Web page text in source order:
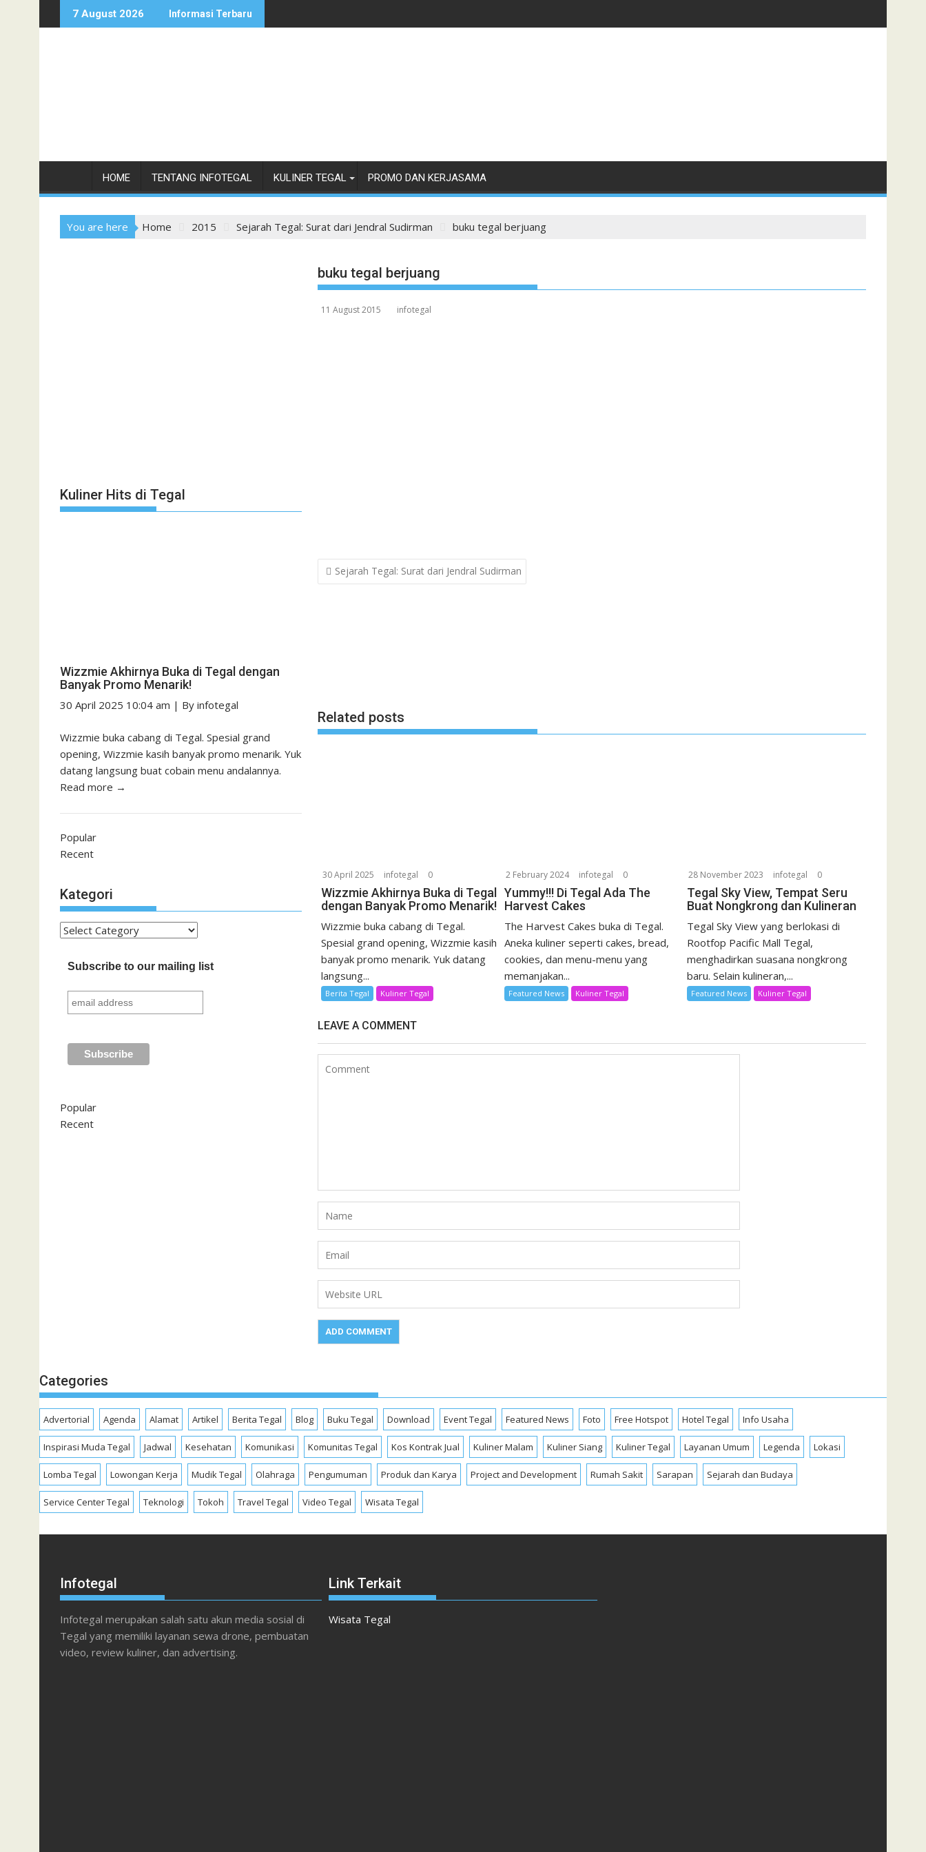
to
7 August 2026 Informasi Terbaru
HOME TENTANG INFOTEGAL KULINER TEGAL PROMO DAN KERJASAMA
You are here Home 2015 Sejarah Tegal: Surat dari Jendral Sudirman buku tegal berjuang
buku tegal berjuang
11 August 2015 infotegal
Post
navigation
Sejarah Tegal: Surat dari Jendral Sudirman
Related posts
30 April 2025 infotegal 0
Wizzmie Akhirnya Buka di Tegal
dengan Banyak Promo Menarik!
Wizzmie buka cabang di Tegal.
Spesial grand opening, Wizzmie kasih
banyak promo menarik. Yuk datang
langsung...
Berita Tegal Kuliner Tegal
2 February 2024 infotegal 0
Yummy!!! Di Tegal Ada The
Harvest Cakes
The Harvest Cakes buka di Tegal.
Aneka kuliner seperti cakes, bread,
cookies, dan menu-menu yang
memanjakan...
Featured News Kuliner Tegal
28 November 2023 infotegal 0
Tegal Sky View, Tempat Seru
Buat Nongkrong dan Kulineran
Tegal Sky View yang berlokasi di
Rootfop Pacific Mall Tegal,
menghadirkan suasana nongkrong
baru. Selain kulineran,...
Featured News Kuliner Tegal
LEAVE A COMMENT
Kuliner Hits di Tegal
Wizzmie Akhirnya Buka di Tegal dengan
Banyak Promo Menarik!
30 April 2025 10:04 am | By infotegal
Wizzmie buka cabang di Tegal. Spesial grand
opening, Wizzmie kasih banyak promo menarik. Yuk
datang langsung buat cobain menu andalannya.
Read more →
Popular
Recent
Kategori
Kategori
Subscribe to our mailing list
Popular
Recent
Categories
Advertorial Agenda Alamat Artikel Berita Tegal Blog Buku Tegal Download Event Tegal Featured News Foto Free Hotspot Hotel Tegal Info Usaha
Inspirasi Muda Tegal Jadwal Kesehatan Komunikasi Komunitas Tegal Kos Kontrak Jual Kuliner Malam Kuliner Siang Kuliner Tegal Layanan Umum Legenda Lokasi
Lomba Tegal Lowongan Kerja Mudik Tegal Olahraga Pengumuman Produk dan Karya Project and Development Rumah Sakit Sarapan Sejarah dan Budaya
Service Center Tegal Teknologi Tokoh Travel Tegal Video Tegal Wisata Tegal
Infotegal
Infotegal merupakan salah satu akun media sosial di
Tegal yang memiliki layanan sewa drone, pembuatan
video, review kuliner, dan advertising.
Link Terkait
Wisata Tegal